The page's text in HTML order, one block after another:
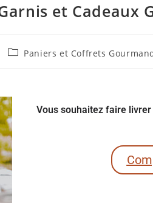
et Cadeaux
Paniers et Coffrets
Vous souhaitez faire